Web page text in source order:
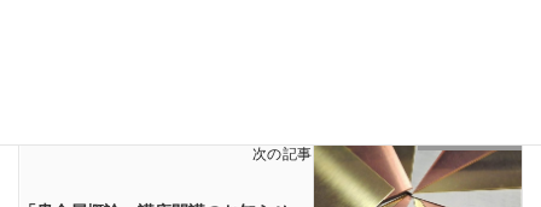
次の記事